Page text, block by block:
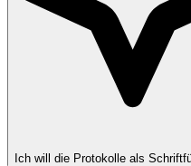
Ich will die Protokolle als